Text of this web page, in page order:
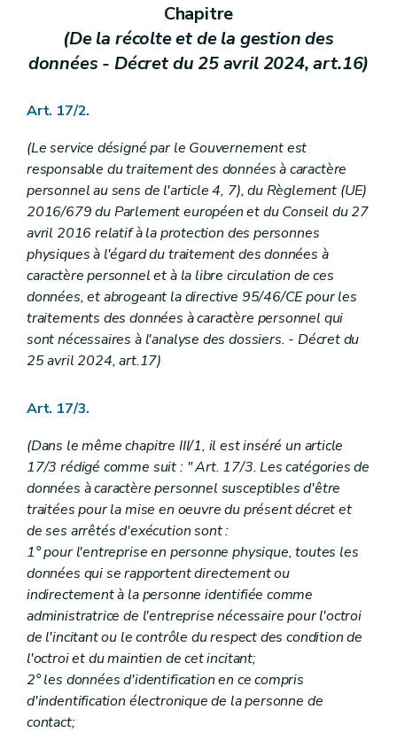
Chapitre
(De la récolte et de la gestion des
données - Décret du 25 avril 2024, art.16)
Art. 17/2.
(Le service désigné par le Gouvernement est
responsable du traitement des données à caractère
personnel au sens de l'article 4, 7), du Règlement (UE)
2016/679 du Parlement européen et du Conseil du 27
avril 2016 relatif à la protection des personnes
physiques à l'égard du traitement des données à
caractère personnel et à la libre circulation de ces
données, et abrogeant la directive 95/46/CE pour les
traitements des données à caractère personnel qui
sont nécessaires à l'analyse des dossiers. - Décret du
25 avril 2024, art.17)
Art. 17/3.
(Dans le même chapitre III/1, il est inséré un article
17/3 rédigé comme suit : " Art. 17/3. Les catégories de
données à caractère personnel susceptibles d'être
traitées pour la mise en oeuvre du présent décret et
de ses arrêtés d'exécution sont :
1° pour l'entreprise en personne physique, toutes les
données qui se rapportent directement ou
indirectement à la personne identifiée comme
administratrice de l'entreprise nécessaire pour l'octroi
de l'incitant ou le contrôle du respect des condition de
l'octroi et du maintien de cet incitant;
2° les données d'identification en ce compris
d'indentification électronique de la personne de
contact;